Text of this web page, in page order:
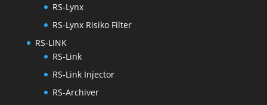
RS-Lynx
RS-Lynx Risiko Filter
RS-LINK
RS-Link
RS-Link Injector
RS-Archiver